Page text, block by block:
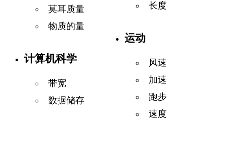
莫耳质量
物质的量
计算机科学
带宽
数据储存
长度
运动
风速
加速
跑步
速度